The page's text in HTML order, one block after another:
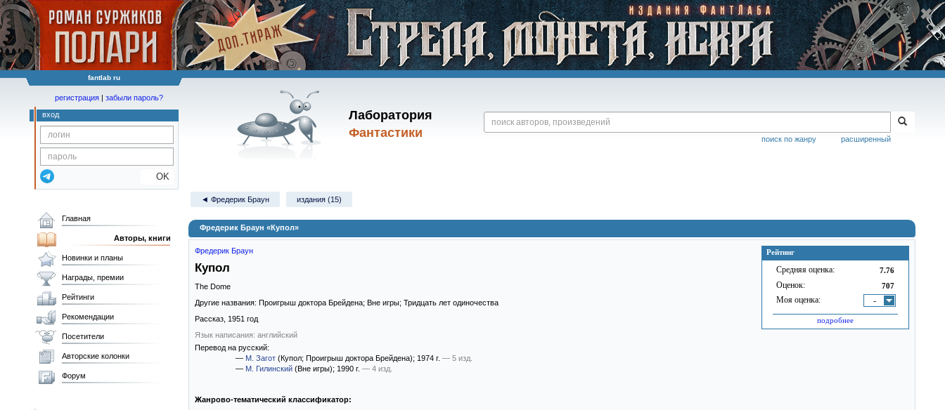
fantlab ru
Лаборатория
Фантастики
расширенный
поиск по жанру
регистрация | забыли пароль?
вход
OK
◄ Фредерик Браун издания (15)
Фредерик Браун «Купол»
Рейтинг
Средняя оценка: 7.76
Оценок: 707
Моя оценка: -
подробнее
Фредерик Браун
Купол
The Dome
Другие названия: Проигрыш доктора Брейдена; Вне игры; Тридцать лет одиночества
Рассказ, 1951 год
Язык написания: английский
Перевод на русский:
— М. Загот (Купол; Проигрыш доктора Брейдена); 1974 г. — 5 изд.
— М. Гилинский (Вне игры); 1990 г. — 4 изд.
Жанрово-тематический классификатор:
Главная
Авторы, книги
Новинки и планы
Награды, премии
Рейтинги
Рекомендации
Посетители
Авторские колонки
Форум